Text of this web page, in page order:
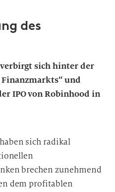
des
sich hinter der
und
IPO von Robinhood in
sich radikal
brechen zunehmend
dem profitablen